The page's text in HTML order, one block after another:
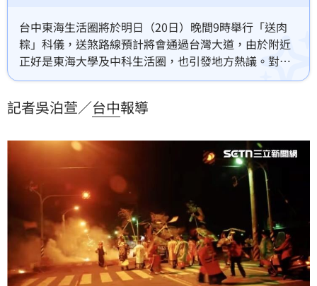
台中東海生活圈將於明日（20日）晚間9時舉行「送肉
粽」科儀，送煞路線預計將會通過台灣大道，由於附近
正好是東海大學及中科生活圈，也引發地方熱議。對
此，東海里里長林秋蘭表示，因事故地點正好是老人家
沒想到當事人是彰化鹿港人，因此決定採取「送肉粽」
記者吳泊萱／台中報導